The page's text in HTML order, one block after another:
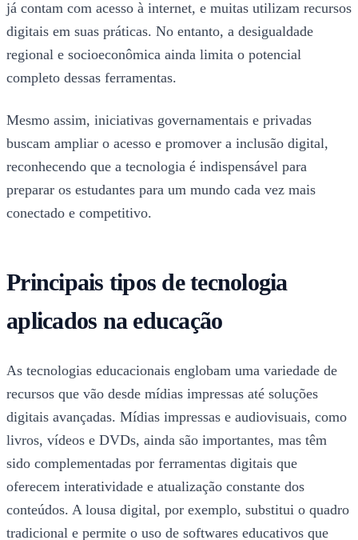
já contam com acesso à internet, e muitas utilizam recursos
digitais em suas práticas. No entanto, a desigualdade
regional e socioeconômica ainda limita o potencial
completo dessas ferramentas.
Mesmo assim, iniciativas governamentais e privadas
buscam ampliar o acesso e promover a inclusão digital,
reconhecendo que a tecnologia é indispensável para
preparar os estudantes para um mundo cada vez mais
conectado e competitivo.
Principais tipos de tecnologia
aplicados na educação
As tecnologias educacionais englobam uma variedade de
recursos que vão desde mídias impressas até soluções
digitais avançadas. Mídias impressas e audiovisuais, como
livros, vídeos e DVDs, ainda são importantes, mas têm
sido complementadas por ferramentas digitais que
oferecem interatividade e atualização constante dos
conteúdos. A lousa digital, por exemplo, substitui o quadro
tradicional e permite o uso de softwares educativos que